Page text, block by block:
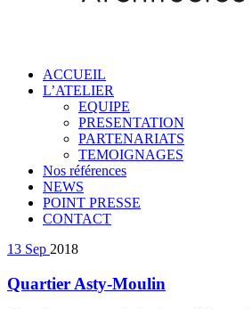
ACCUEIL
L’ATELIER
EQUIPE
PRESENTATION
PARTENARIATS
TEMOIGNAGES
Nos références
NEWS
POINT PRESSE
CONTACT
13 Sep 2018
Quartier Asty-Moulin